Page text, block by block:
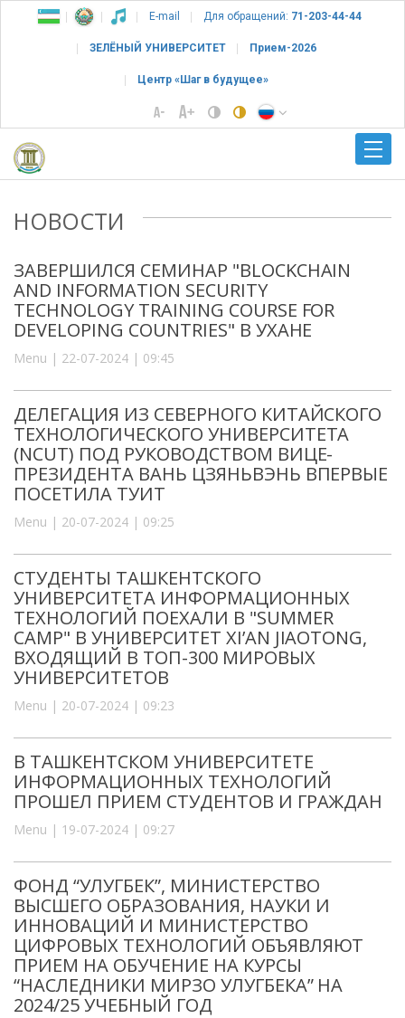
E-mail Для обращений: 71-203-44-44
ЗЕЛЁНЫЙ УНИВЕРСИТЕТ Прием-2026
Центр «Шаг в будущее»
НОВОСТИ
ЗАВЕРШИЛСЯ СЕМИНАР "BLOCKCHAIN
AND INFORMATION SECURITY
TECHNOLOGY TRAINING COURSE FOR
DEVELOPING COUNTRIES" В УХАНЕ
Menu | 22-07-2024 | 09:45
ДЕЛЕГАЦИЯ ИЗ СЕВЕРНОГО КИТАЙСКОГО
ТЕХНОЛОГИЧЕСКОГО УНИВЕРСИТЕТА
(NCUT) ПОД РУКОВОДСТВОМ ВИЦЕ-
ПРЕЗИДЕНТА ВАНЬ ЦЗЯНЬВЭНЬ ВПЕРВЫЕ
ПОСЕТИЛА ТУИТ
Menu | 20-07-2024 | 09:25
СТУДЕНТЫ ТАШКЕНТСКОГО
УНИВЕРСИТЕТА ИНФОРМАЦИОННЫХ
ТЕХНОЛОГИЙ ПОЕХАЛИ В "SUMMER
CAMP" В УНИВЕРСИТЕТ XI’AN JIAOTONG,
ВХОДЯЩИЙ В ТОП-300 МИРОВЫХ
УНИВЕРСИТЕТОВ
Menu | 20-07-2024 | 09:23
В ТАШКЕНТСКОМ УНИВЕРСИТЕТЕ
ИНФОРМАЦИОННЫХ ТЕХНОЛОГИЙ
ПРОШЕЛ ПРИЕМ СТУДЕНТОВ И ГРАЖДАН
Menu | 19-07-2024 | 09:27
ФОНД “УЛУГБЕК”, МИНИСТЕРСТВО
ВЫСШЕГО ОБРАЗОВАНИЯ, НАУКИ И
ИННОВАЦИЙ И МИНИСТЕРСТВО
ЦИФРОВЫХ ТЕХНОЛОГИЙ ОБЪЯВЛЯЮТ
ПРИЕМ НА ОБУЧЕНИЕ НА КУРСЫ
“НАСЛЕДНИКИ МИРЗО УЛУГБЕКА” НА
2024/25 УЧЕБНЫЙ ГОД